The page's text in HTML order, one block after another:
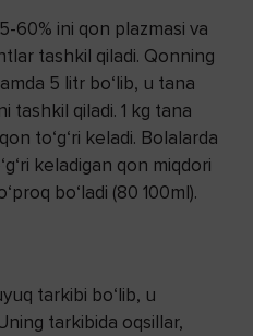
60% ini qon plazmasi va
tashkil qiladi. Qonning
5 litr bo‘lib, u tana
tashkil qiladi. 1 kg tana
to‘g‘ri keladi. Bolalarda
keladigan qon miqdori
bo‘ladi (80 100ml).
tarkibi bo‘lib, u
tarkibida oqsillar,